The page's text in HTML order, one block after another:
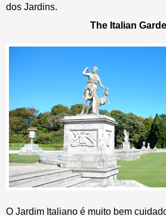
dos Jardins.
The Italian
O Jardim Italiano é muito bem